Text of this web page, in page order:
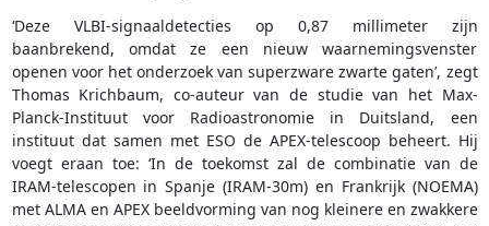
‘Deze VLBI-signaaldetecties op 0,87 millimeter zijn
baanbrekend, omdat ze een nieuw waarnemingsvenster
openen voor het onderzoek van superzware zwarte gaten’, zegt
Thomas Krichbaum, co-auteur van de studie van het Max-
Planck-Instituut voor Radioastronomie in Duitsland, een
instituut dat samen met ESO de APEX-telescoop beheert. Hij
voegt eraan toe: ‘In de toekomst zal de combinatie van de
IRAM-telescopen in Spanje (IRAM-30m) en Frankrijk (NOEMA)
met ALMA en APEX beeldvorming van nog kleinere en zwakkere